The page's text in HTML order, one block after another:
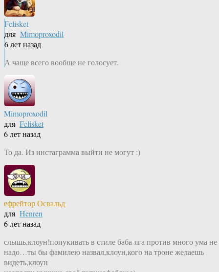
Felisket
для Mimoproxodil
6 лет назад
А чаще всего вообще не голосует.
Mimoproxodil
для Felisket
6 лет назад
То да. Из инстаграмма выйти не могут :)
ефрейтор Освальд
для Henren
6 лет назад
слышь,клоун!попукивать в стиле баба-яга против много ума не
надо…ты бы фамилею назвал,клоун,кого на троне желаешь
видеть,клоун